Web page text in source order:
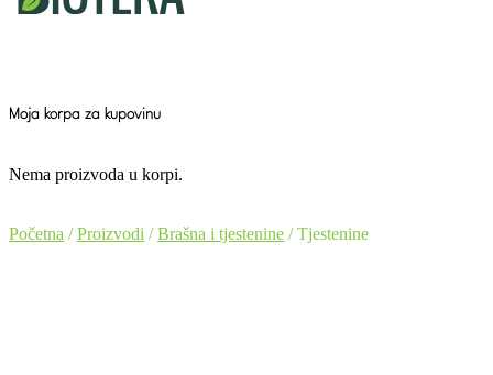
Moja korpa za kupovinu
Nema proizvoda u korpi.
Početna /Proizvodi /Brašna i tjestenine / Tjestenine